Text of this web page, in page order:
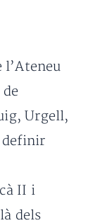
l’Ateneu
Urgell,
definir
II i
dels